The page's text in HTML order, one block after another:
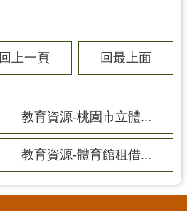
回上一頁 回最上面
教育資源-桃園市立體...
教育資源-體育館租借...